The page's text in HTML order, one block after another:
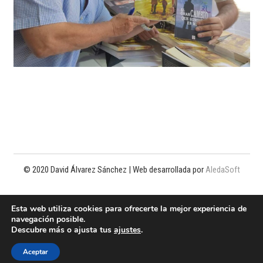
© 2020 David Álvarez Sánchez | Web desarrollada por AledaSoft
Política de privacidad
Esta web utiliza cookies para ofrecerte la mejor experiencia de
navegación posible.
Descubre más o ajusta tus ajustes.
Aceptar